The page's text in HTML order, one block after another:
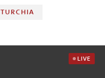
TURCHIA
LIVE